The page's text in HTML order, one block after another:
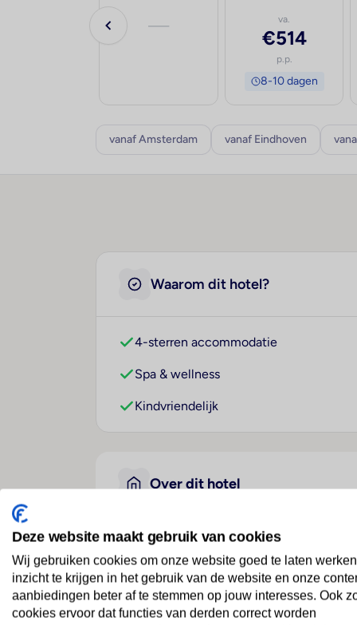
— va.
€514
p.p.
8-10 dagen
vanaf Amsterdam vanaf Eindhoven
Waarom dit hotel?
4-sterren accommodatie
Spa & wellness
Kindvriendelijk
Over dit hotel
Apart Hotel MS Katunjanin
Montenegro· Montenegro· Igalo
Deze website maakt gebruik van cookies
Wij gebruiken cookies om onze website goed te laten
inzicht te krijgen in het gebruik van de website en onze
aanbiedingen beter af te stemmen op jouw interesses. Ook
cookies ervoor dat functies van derden correct worden